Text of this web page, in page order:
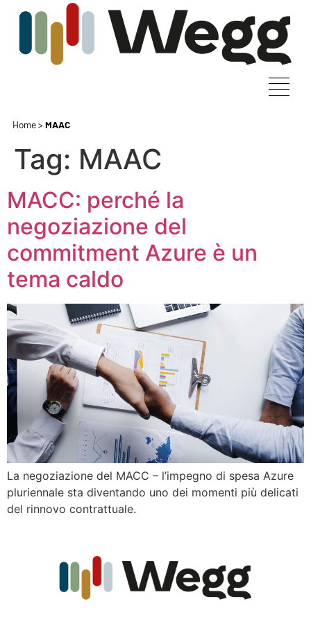
Home>MAAC
Tag: MAAC
MACC: perché la
negoziazione del
commitment Azure è un
tema caldo
La negoziazione del MACC – l’impegno di spesa Azure
pluriennale sta diventando uno dei momenti più delicati
del rinnovo contrattuale.